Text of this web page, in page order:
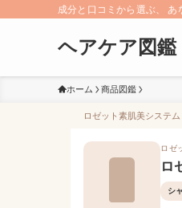
成分と口コミから選ぶ、 あ
ヘアケア図鑑
ホーム 商品図鑑
ロゼット素肌美システ
ロゼ
ロ
シ